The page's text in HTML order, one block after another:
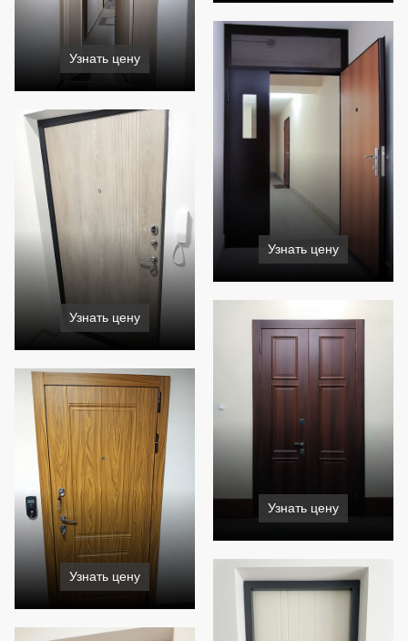
Узнать цену
Узнать цену
Узнать цену
Узнать цену
Узнать цену